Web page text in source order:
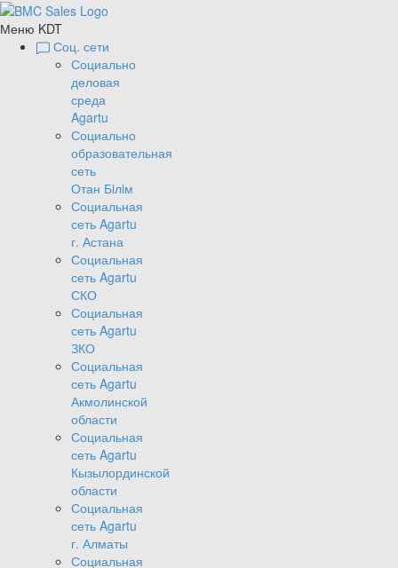
Меню KDT
Соц. сети
Социально
деловая
среда
Agartu
Социально
образовательная
сеть
Отан Бiлiм
Социальная
сеть Agartu
г. Астана
Социальная
сеть Agartu
СКО
Социальная
сеть Agartu
ЗКО
Социальная
сеть Agartu
Акмолинской
области
Социальная
сеть Agartu
Кызылординской
области
Социальная
сеть Agartu
г. Алматы
Социальная